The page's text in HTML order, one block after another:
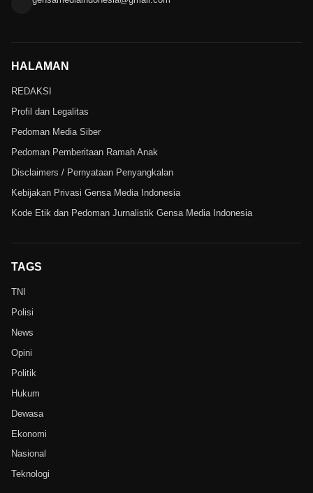
HALAMAN
REDAKSI
Profil dan Legalitas
Pedoman Media Siber
Pedoman Pemberitaan Ramah Anak
Disclaimers / Pernyataan Penyangkalan
Kebijakan Privasi Gensa Media Indonesia
Kode Etik dan Pedoman Jurnalistik Gensa Media Indonesia
TAGS
TNI
Polisi
News
Opini
Politik
Hukum
Dewasa
Ekonomi
Nasional
Teknologi